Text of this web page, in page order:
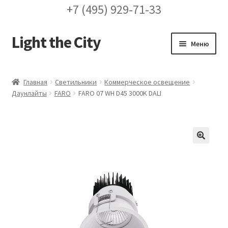
+7 (495) 929-71-33
Перейти
к
Перейти
к
Light the City Меню
FAQ про кронштейны
Заказ проекта освещения
Главная Светильники
Коммерческое освещение
Даунлайты
FARO FARO 07 WH D45 3000K DALI